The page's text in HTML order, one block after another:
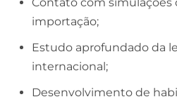
importação;
Estudo aprofundado da
internacional;
Desenvolvimento de